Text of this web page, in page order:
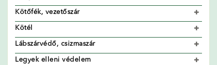
Kötőfék, vezetőszár
Kötél
Lábszárvédő, csizmaszár
Legyek elleni védelem